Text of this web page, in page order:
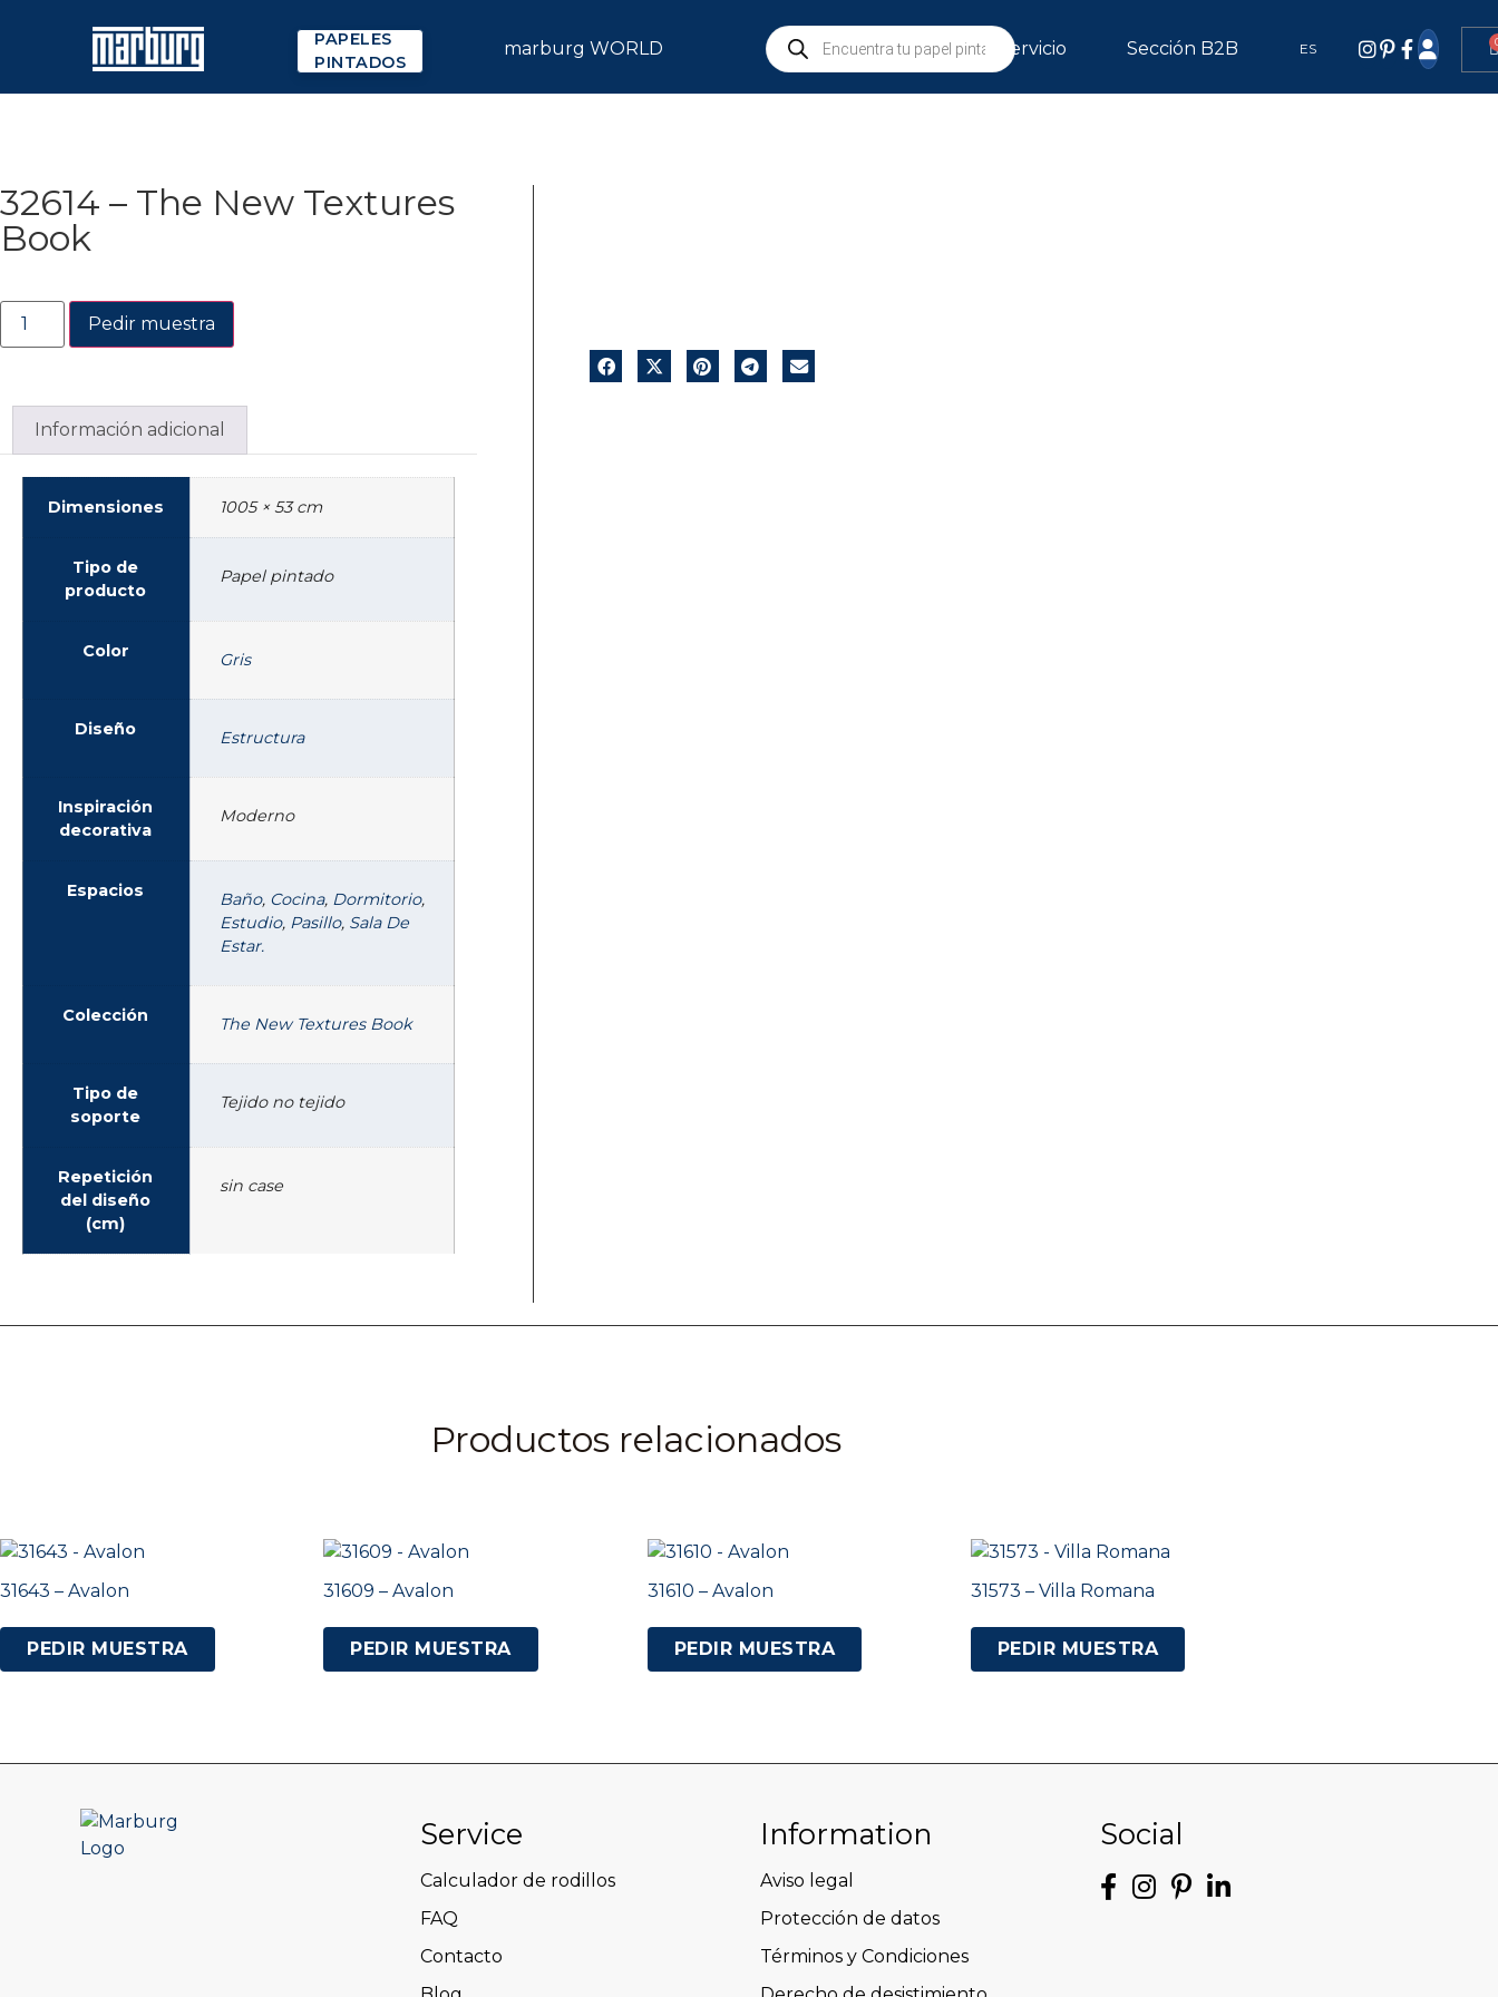
PAPELES
PINTADOS
marburg WORLD Servicio Sección B2B ES
32614 – The New Textures
Book
Pedir muestra
Información adicional
Dimensiones 1005 × 53 cm
Tipo de
producto
Papel pintado
Color Gris
Diseño Estructura
Inspiración
decorativa
Moderno
Espacios Baño, Cocina, Dormitorio,
Estudio, Pasillo, Sala De
Estar.
Colección The New Textures Book
Tipo de
soporte
Tejido no tejido
Repetición
del diseño
(cm)
sin case
Productos relacionados
31643 – Avalon
PEDIR MUESTRA
31609 – Avalon
PEDIR MUESTRA
31610 – Avalon
PEDIR MUESTRA
31573 – Villa Romana
PEDIR MUESTRA
Service
Calculador de rodillos
FAQ
Contacto
Information
Aviso legal
Protección de datos
Términos y Condiciones
Social